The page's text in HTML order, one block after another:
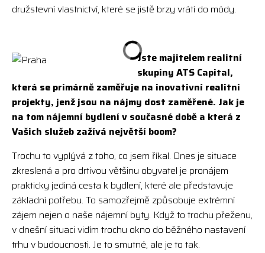
družstevní vlastnictví, které se jistě brzy vrátí do módy.
Jste majitelem realitní
skupiny ATS Capital,
která se primárně zaměřuje na inovativní realitní
projekty, jenž jsou na nájmy dost zaměřené. Jak je
na tom nájemní bydlení v současné době a která z
Vašich služeb zažívá největší boom?
Trochu to vyplývá z toho, co jsem říkal. Dnes je situace
zkreslená a pro drtivou většinu obyvatel je pronájem
prakticky jediná cesta k bydlení, které ale představuje
základní potřebu. To samozřejmě způsobuje extrémní
zájem nejen o naše nájemní byty. Když to trochu přeženu,
v dnešní situaci vidím trochu okno do běžného nastavení
trhu v budoucnosti. Je to smutné, ale je to tak.